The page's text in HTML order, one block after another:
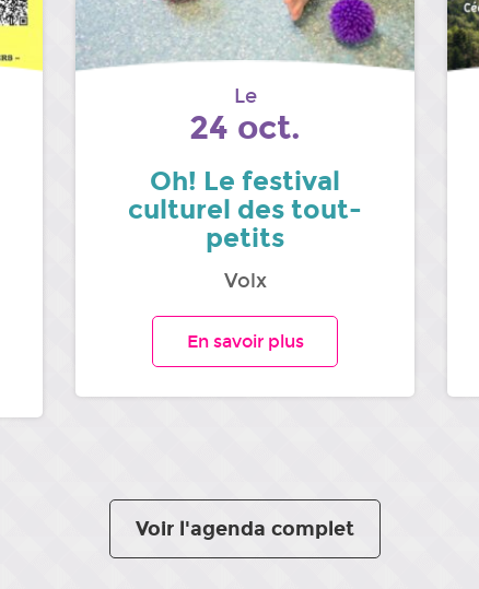
Le
24 oct.
Oh! Le festival
culturel des tout-
petits
Volx
En savoir plus
Voir l'agenda complet